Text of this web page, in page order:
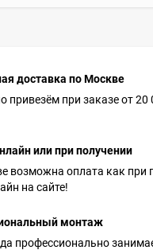
доставка по Москве
привезём при заказе от 20
или при получении
возможна оплата как при
на сайте!
монтаж
профессионально